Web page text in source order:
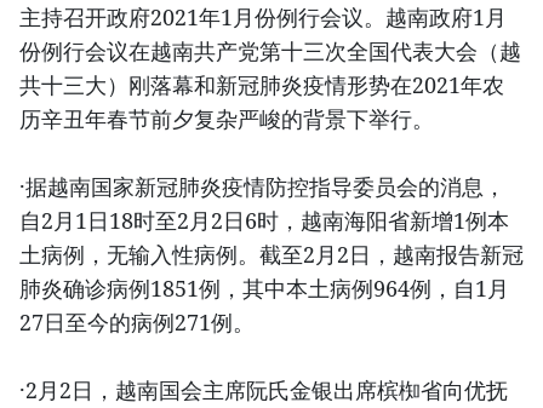
主持召开政府2021年1月份例行会议。越南政府1月
份例行会议在越南共产党第十三次全国代表大会（越
共十三大）刚落幕和新冠肺炎疫情形势在2021年农
历辛丑年春节前夕复杂严峻的背景下举行。
·据越南国家新冠肺炎疫情防控指导委员会的消息，
自2月1日18时至2月2日6时，越南海阳省新增1例本
土病例，无输入性病例。截至2月2日，越南报告新冠
肺炎确诊病例1851例，其中本土病例964例，自1月
27日至今的病例271例。
·2月2日，越南国会主席阮氏金银出席槟椥省向优抚